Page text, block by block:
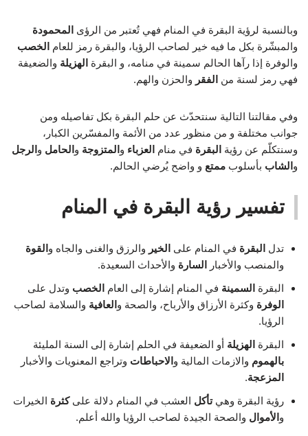
وبالنسبة لرؤية البقرة في المنام فهي تُعتبر من الرؤى المحمودة
والمبشّرة بكل ما فيه خير لصاحب الرؤيا، والبقرة رمز للعام الخصب
والوفرة إذا رآها الحالم سمينة في منامه، و البقرة الهزيلة والضعيفة
فهي رمز لسنة من الفقر والحزن والهم.
وفي مقالتنا التالية سنتحدّث عن حلم البقرة بكل تفاصيله ومن
جوانب مختلفة و من منظور عدد من الأئمة والمفسّرين الكبار،
وسنتكلّم عن رؤية البقرة في منام العزباء و المتزوجة و الحامل و الرجل
و الشاب بأسلوب ممتع و واضح يُرضي الحالم.
تفسير رؤية البقرة في المنام
تدل البقرة في المنام على الخير والرزق والغنى والجاه و القوة
والمنصب والأخبار
السارة والأحداث السعيدة.
البقرة السمينة في المنام إشارة إلى العام الخصب وتدل على
الوفرة وكثرة الأرزاق والأرباح، والصحة و العافية والسلامة لصاحب
الرؤيا.
البقرة الهزيلة أو الضعيفة في الحلم إشارة إلى السنة المليئة
بالهموم والازمات المالية و الاحباطات وتراجع المعنويات والأخبار
المزعجة.
رؤية البقرة وهيتأكل العشب في المنام دلالة علىكثرة الخيرات
و الأموال والصحة الجيدة لصاحب الرؤيا والله أعلم.